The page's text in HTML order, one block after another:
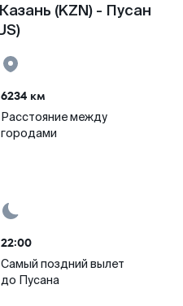
(KZN) - Пусан
6234 км
Расстояние между
городами
22:00
Самый поздний вылет
до Пусана